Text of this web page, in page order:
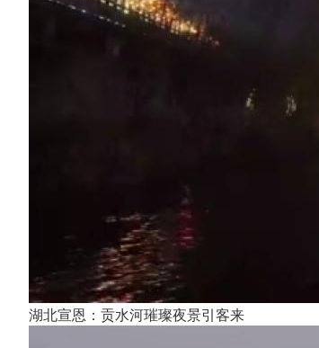
湖北宣恩：贡水河璀璨夜景引客来